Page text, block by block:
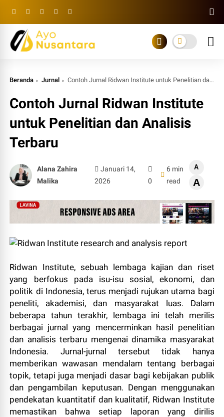
Beranda Jurnal Contoh Jurnal Ridwan Institute untuk Penelitian dan Analisis Terbaru
Contoh Jurnal Ridwan Institute
untuk Penelitian dan Analisis
Terbaru
Alana Zahira
Malika
Januari 14,
2026
0
6 min
read
A
A
Ridwan Institute, sebuah lembaga kajian dan riset
yang berfokus pada isu-isu sosial, ekonomi, dan
politik di Indonesia, terus menjadi rujukan utama bagi
peneliti, akademisi, dan masyarakat luas. Dalam
beberapa tahun terakhir, lembaga ini telah merilis
berbagai jurnal yang mencerminkan hasil penelitian
dan analisis terbaru mengenai dinamika masyarakat
Indonesia. Jurnal-jurnal tersebut tidak hanya
memberikan wawasan mendalam tentang berbagai
topik, tetapi juga menjadi dasar bagi kebijakan publik
dan pengambilan keputusan. Dengan menggunakan
pendekatan kuantitatif dan kualitatif, Ridwan Institute
memastikan bahwa setiap laporan yang dirilis